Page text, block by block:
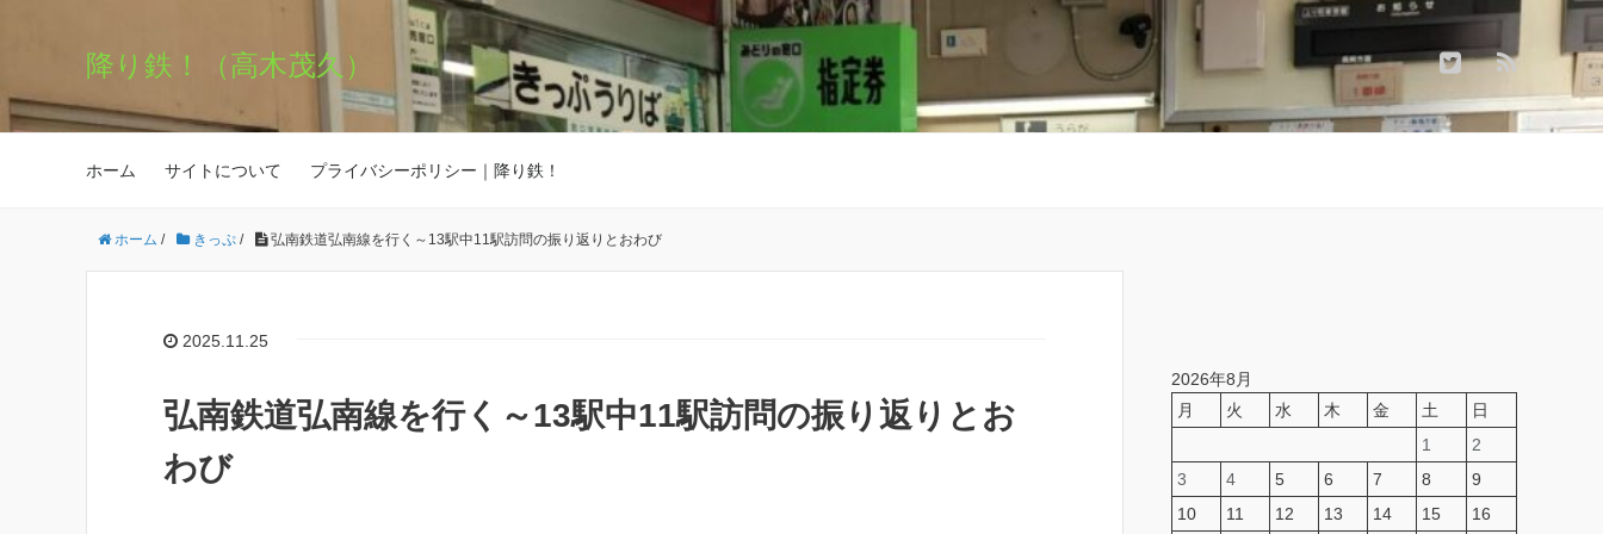
降り鉄！（高木茂久）
ホーム サイトについて プライバシーポリシー｜降り鉄！
ホーム / きっぷ / 弘南鉄道弘南線を行く～13駅中11駅訪問の振り返りとおわび
2025.11.25
弘南鉄道弘南線を行く～13駅中11駅訪問の振り返りとお
わび
2026年8月
月
火 水 木 金 土
日
1
2
3
4 5 6 7 8
9
10
11 12 13 14 15 16